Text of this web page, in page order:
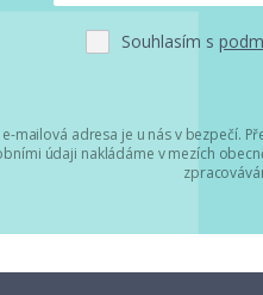
Souhlasím s
e-mailová adresa je u nás v bezpečí.
údaji nakládáme v mezích